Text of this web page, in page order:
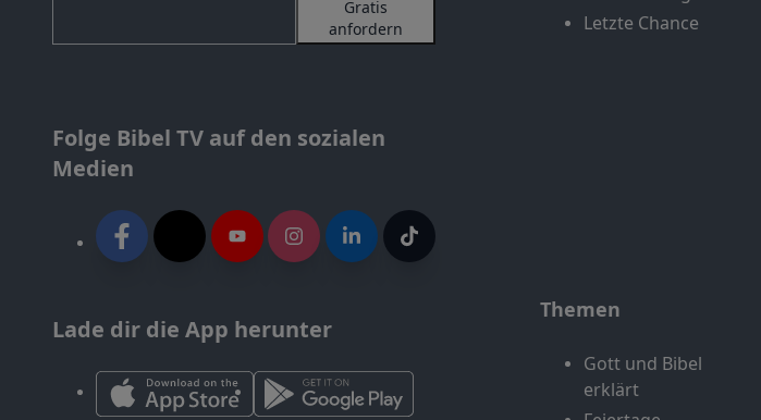
Gratis
anfordern
Folge Bibel TV auf den sozialen
Medien
Lade dir die App herunter
Letzte Chance
Themen
Gott und Bibel
erklärt